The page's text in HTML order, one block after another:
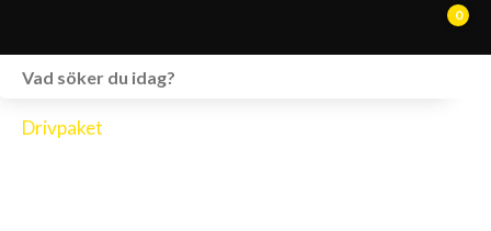
0
Drivpaket